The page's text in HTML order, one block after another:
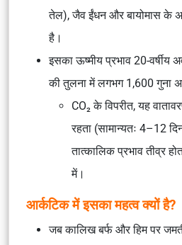
तेल), जैव ईंधन और बायोमास के
है।
इसका ऊष्मीय प्रभाव 20-वर्षीय
की तुलना में लगभग 1,600 गुना
CO₂ के विपरीत, यह
रहता (सामान्यतः 4–12
तात्कालिक प्रभाव तीव्र
में।
आर्कटिक में इसका महत्व क्यों है?
जब कालिख बर्फ और हिम पर